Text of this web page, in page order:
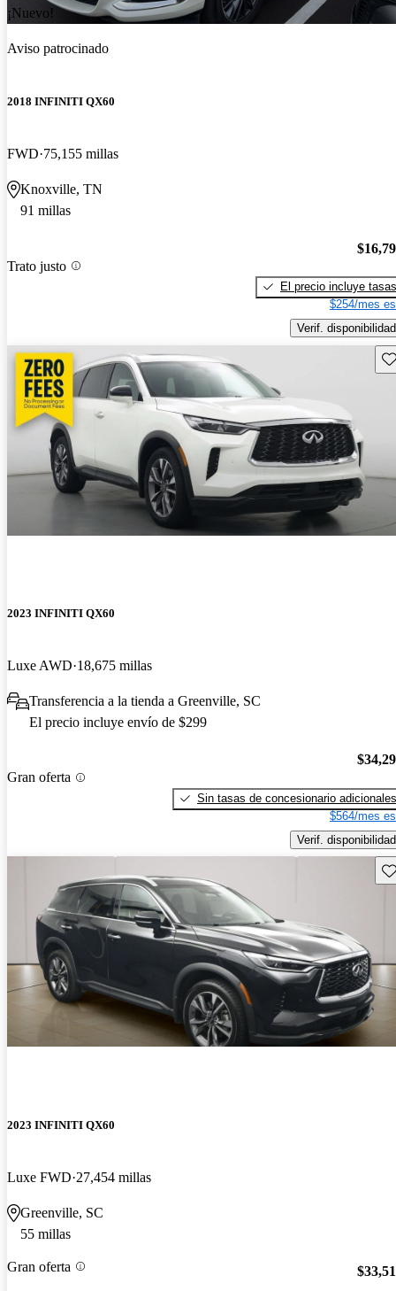
¡Nuevo!
Aviso patrocinado
2018 INFINITI QX60
FWD 75,155 millas
Knoxville, TN
91 millas
Trato justo
El precio incluye tasas
$254/mes
Verif. disponibilidad
2023 INFINITI QX60
Luxe AWD 18,675 millas
Transferencia a la tienda a Greenville, SC
El precio incluye envío de $299
Gran oferta
Sin tasas de concesionario adicionales
$564/mes
Verif. disponibilidad
2023 INFINITI QX60
Luxe FWD 27,454 millas
Greenville, SC
55 millas
Gran oferta